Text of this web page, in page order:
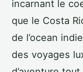
incarnant le
que le Costa
de l’ocean
des voyages